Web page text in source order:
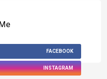
FACEBOOK
INSTAGRAM